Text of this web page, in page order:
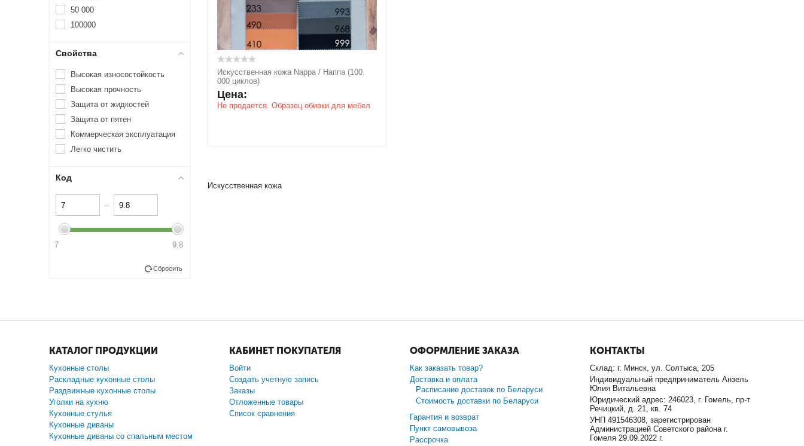
Искусственная кожа Nappa / Наппа (100
000 циклов)
Цена:
Не продается. Образец обивки для мебел
Искусственная кожа
Беларусь)
50 000
100000
Свойства
Высокая износостойкость
Высокая прочность
Защита от жидкостей
Защита от пятен
Коммерческая эксплуатация
Легко чистить
Код
–
7 9.8
Сбросить
КАТАЛОГ ПРОДУКЦИИ
Кухонные столы
Раскладные кухонные столы
Раздвижные кухонные столы
Уголки на кухню
Кухонные стулья
Кухонные диваны
Кухонные диваны со спальным местом
КАБИНЕТ ПОКУПАТЕЛЯ
Войти
Создать учетную запись
Заказы
Отложенные товары
Список сравнения
ОФОРМЛЕНИЕ ЗАКАЗА
Как заказать товар?
Доставка и оплата
Расписание доставок по Беларуси
Стоимость доставки по Беларуси
Гарантия и возврат
Пункт самовывоза
Рассрочка
КОНТАКТЫ
Склад: г. Минск, ул. Солтыса, 205
Индивидуальный предприниматель Анзель
Юлия Витальевна
Юридический адрес: 246023, г. Гомель, пр-т
Речицкий, д. 21, кв. 74
УНП 491546308, зарегистрирован
Администрацией Советского района г.
Гомеля 29.09.2022 г.